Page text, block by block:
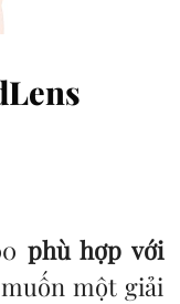
phù hợp với
một giải